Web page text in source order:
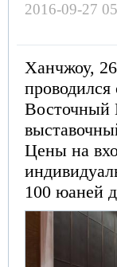
2016-09-27
Ханчжоу,
Восточный
Цены на
100 юаней